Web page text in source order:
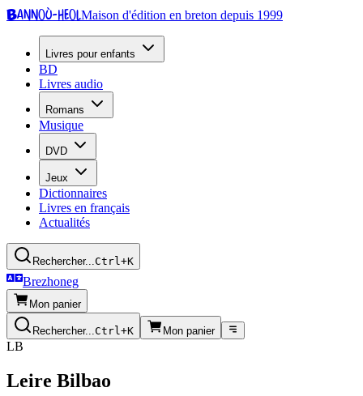
Bannoù-heolMaison d'édition en breton depuis 1999
Livres pour enfants
BD
Livres audio
Romans
Musique
DVD
Jeux
Dictionnaires
Livres en français
Actualités
Rechercher...Ctrl+K
Brezhoneg
Mon panier
Rechercher...Ctrl+K Mon panier
LB
Leire Bilbao